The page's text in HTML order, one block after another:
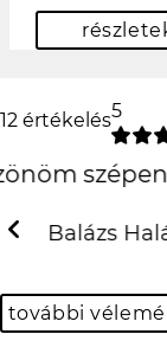
12 értékelés5
Az
nyugdíjas
de az
Previous
további